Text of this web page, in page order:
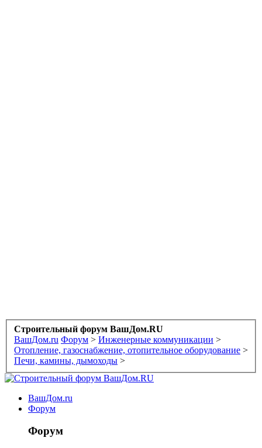
Строительный форум ВашДом.RU
ВашДом.ru Форум > Инженерные коммуникации >
Отопление, газоснабжение, отопительное оборудование >
Печи, камины, дымоходы >
ВашДом.ru
Форум
Форум